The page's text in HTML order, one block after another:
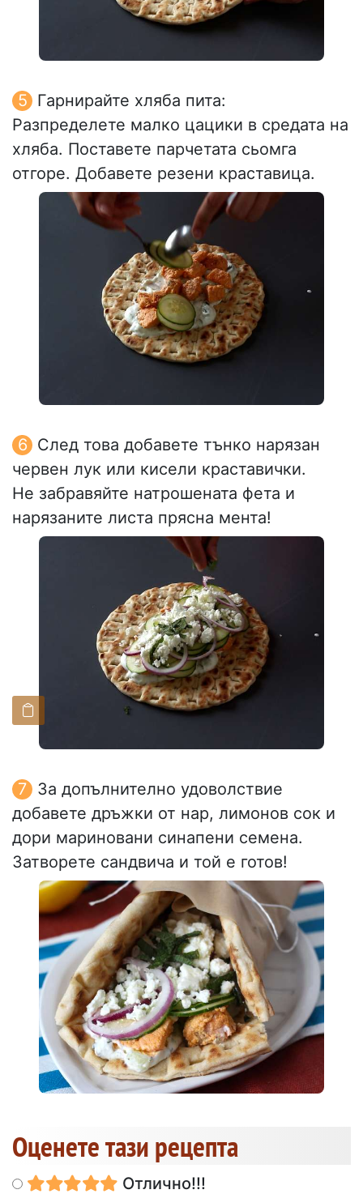
Гарнирайте хляба пита:
Разпределете малко цацики в средата на
хляба. Поставете парчетата сьомга
отгоре. Добавете резени краставица.
След това добавете тънко нарязан
червен лук или кисели краставички.
Не забравяйте натрошената фета и
нарязаните листа прясна мента!
За допълнително удоволствие
добавете дръжки от нар, лимонов сок и
дори мариновани синапени семена.
Затворете сандвича и той е готов!
Оценете тази рецепта
Отлично!!!